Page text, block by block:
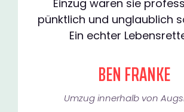
Einzug waren sie
pünktlich und unglaublich
Ein echter
BEN FRANKE
Umzug innerhalb von